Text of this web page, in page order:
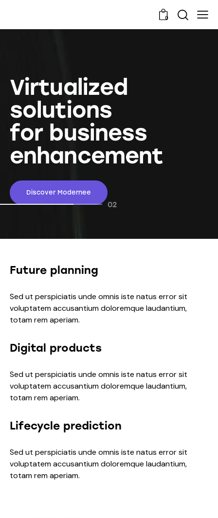
0
02
Virtua ized
so utions
for business
enhancement
Discover Modernee
Future planning
Sed ut perspiciatis unde omnis iste natus error sit
voluptatem accusantium doloremque laudantium,
totam rem aperiam.
Digital products
Sed ut perspiciatis unde omnis iste natus error sit
voluptatem accusantium doloremque laudantium,
totam rem aperiam.
Lifecycle prediction
Sed ut perspiciatis unde omnis iste natus error sit
voluptatem accusantium doloremque laudantium,
totam rem aperiam.